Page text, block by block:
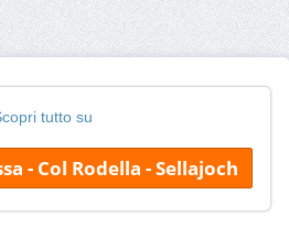
tutto su
- Col Rodella - Sellajoch